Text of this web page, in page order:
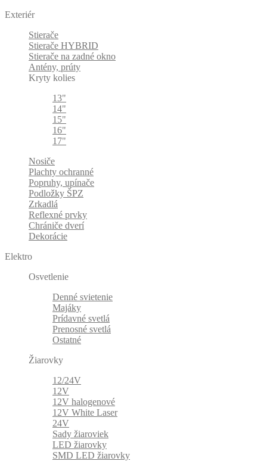
Exteriér
Stierače
Stierače HYBRID
Stierače na zadné okno
Antény, prúty
Kryty kolies
13"
14"
15"
16"
17"
Nosiče
Plachty ochranné
Popruhy, upínače
Podložky ŠPZ
Zrkadlá
Reflexné prvky
Chrániče dverí
Dekorácie
Elektro
Osvetlenie
Denné svietenie
Majáky
Prídavné svetlá
Prenosné svetlá
Ostatné
Žiarovky
12/24V
12V
12V halogenové
12V White Laser
24V
Sady žiaroviek
LED žiarovky
SMD LED žiarovky